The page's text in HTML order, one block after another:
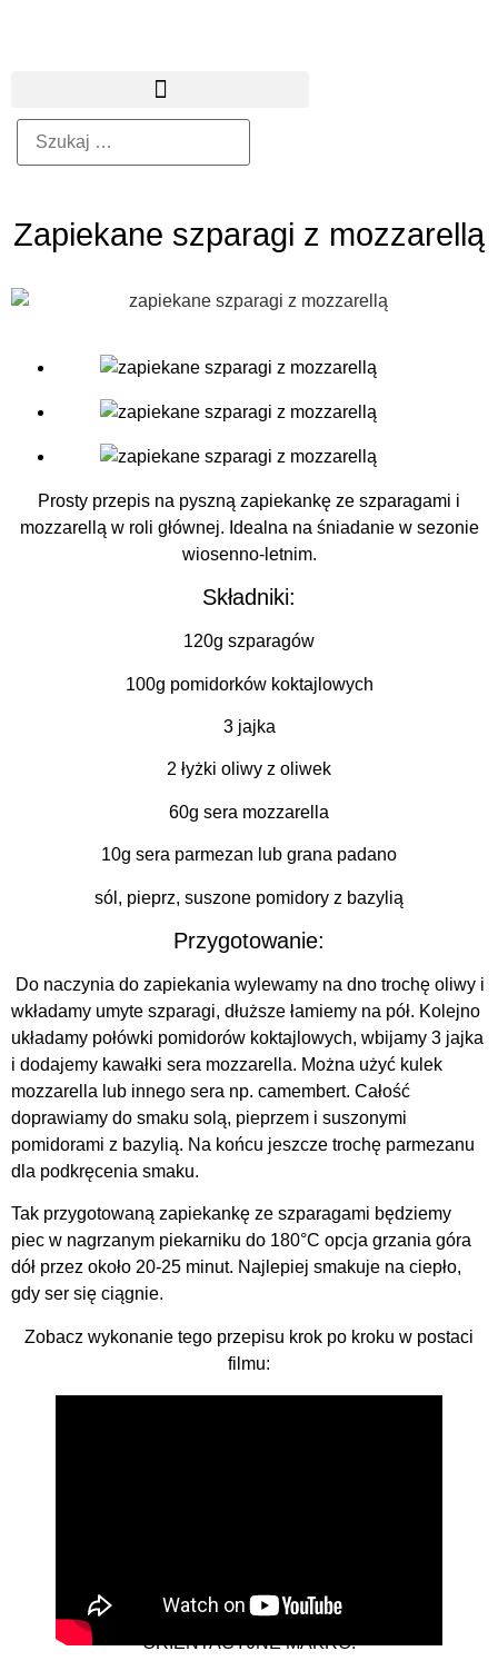
Zapiekane szparagi z mozzarellą
Prosty przepis na pyszną zapiekankę ze szparagami i
mozzarellą w roli głównej. Idealna na śniadanie w sezonie
wiosenno-letnim.
Składniki:
120g szparagów
100g pomidorków koktajlowych
3 jajka
2 łyżki oliwy z oliwek
60g sera mozzarella
10g sera parmezan lub grana padano
sól, pieprz, suszone pomidory z bazylią
Przygotowanie:
Do naczynia do zapiekania wylewamy na dno trochę oliwy i
wkładamy umyte szparagi, dłuższe łamiemy na pół. Kolejno
układamy połówki pomidorów koktajlowych, wbijamy 3 jajka
i dodajemy kawałki sera mozzarella. Można użyć kulek
mozzarella lub innego sera np. camembert. Całość
doprawiamy do smaku solą, pieprzem i suszonymi
pomidorami z bazylią. Na końcu jeszcze trochę parmezanu
dla podkręcenia smaku.
Tak przygotowaną zapiekankę ze szparagami będziemy
piec w nagrzanym piekarniku do 180°C opcja grzania góra
dół przez około 20-25 minut. Najlepiej smakuje na ciepło,
gdy ser się ciągnie.
Zobacz wykonanie tego przepisu krok po kroku w postaci
filmu:
ORIENTACYJNE MAKRO: